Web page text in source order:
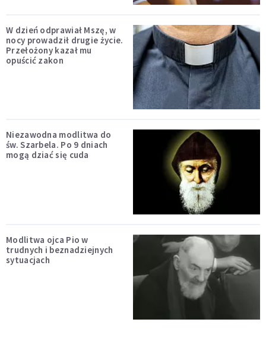
W dzień odprawiał Mszę, w
nocy prowadził drugie życie.
Przełożony kazał mu
opuścić zakon
Niezawodna modlitwa do
św. Szarbela. Po 9 dniach
mogą dziać się cuda
Modlitwa ojca Pio w
trudnych i beznadziejnych
sytuacjach